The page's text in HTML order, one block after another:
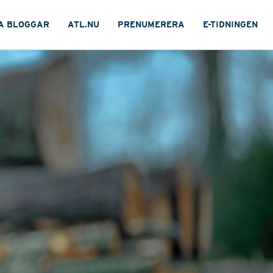
BLOGGAR ATL.NU PRENUMERERA E-TIDNINGEN